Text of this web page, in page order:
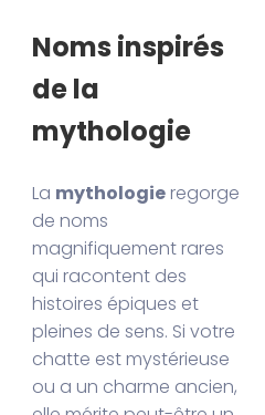
Noms inspirés
de la
mythologie
La mythologie regorge
de noms
magnifiquement rares
qui racontent des
histoires épiques et
pleines de sens. Si votre
chatte est mystérieuse
ou a un charme ancien,